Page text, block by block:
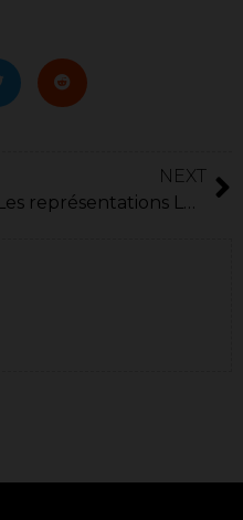
NEXT
Les représentations LGBT dans les jeux mainstreams